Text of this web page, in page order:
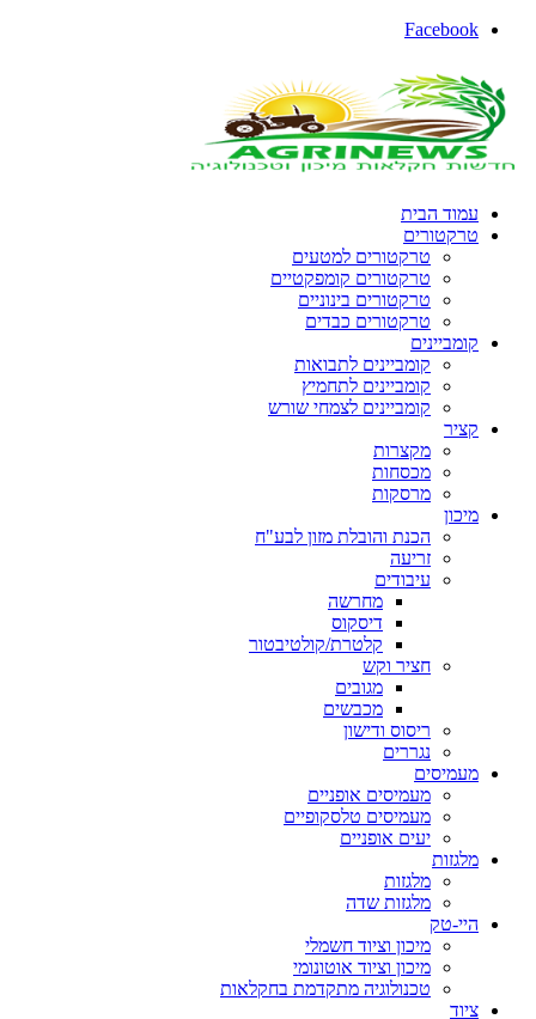
Facebook
עמוד הבית
טרקטורים
טרקטורים למטעים
טרקטורים קומפקטיים
טרקטורים בינוניים
טרקטורים כבדים
קומביינים
קומביינים לתבואות
קומביינים לתחמיץ
קומביינים לצמחי שורש
קציר
מקצרות
מכסחות
מרסקות
מיכון
הכנת והובלת מזון לבע"ח
זריעה
עיבודים
מחרשה
דיסקוס
קלטרת/קולטיבטור
חציר וקש
מגובים
מכבשים
ריסוס ודישון
נגררים
מעמיסים
מעמיסים אופניים
מעמיסים טלסקופיים
יעים אופניים
מלגזות
מלגזות
מלגזות שדה
היי-טק
מיכון וציוד חשמלי
מיכון וציוד אוטונומי
טכנולוגיה מתקדמת בחקלאות
ציוד